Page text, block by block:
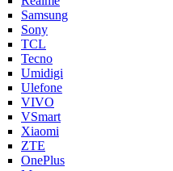
Samsung
Sony
TCL
Tecno
Umidigi
Ulefone
VIVO
VSmart
Xiaomi
ZTE
OnePlus